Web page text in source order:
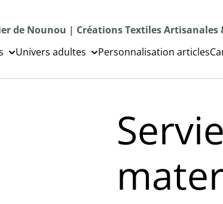
de Nounou | Créations Textiles Artisanales
Univers adultes Personnalisation articles